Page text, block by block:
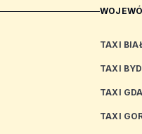
TAXI
TAXI
TAXI
TAXI